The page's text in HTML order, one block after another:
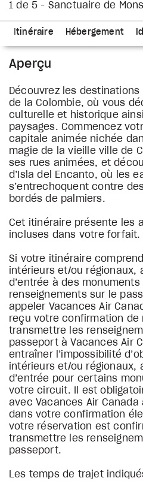
1 de 5 - Sanctuaire de
Itinéraire Hébergement
Aperçu
Découvrez les
de la Colombie, où vous
culturelle et historique
paysages. Commencez
capitale animée nichée
magie de la vieille ville de
ses rues animées, et
d’Isla del Encanto, où les
s’entrechoquent contre
bordés de palmiers.
Cet itinéraire présente les
incluses dans votre forfait.
Si votre itinéraire
intérieurs et/ou régionaux,
d’entrée à des
renseignements sur le
appeler Vacances Air
reçu votre confirmation de
transmettre les
passeport à Vacances Air
entraîner l’impossibilité
intérieurs et/ou régionaux,
d’entrée pour certains
votre circuit. Il est
avec Vacances Air
dans votre confirmation
votre réservation est
transmettre les
passeport.
Les temps de trajet